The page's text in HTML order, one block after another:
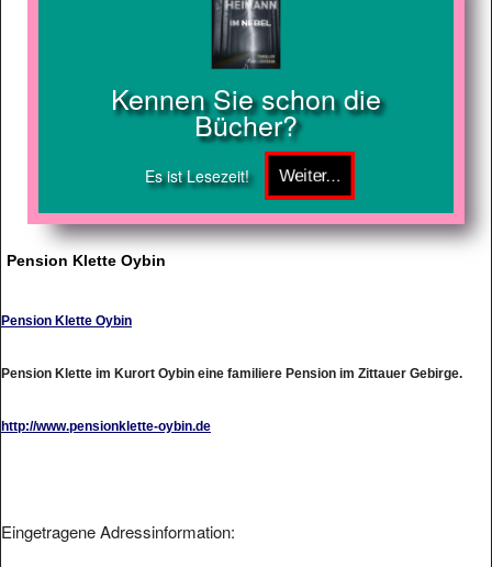
Kennen Sie schon die
Bücher?
Es ist Lesezeit!
Pension Klette Oybin
Pension Klette Oybin
Pension Klette im Kurort Oybin eine familiere Pension im Zittauer Gebirge.
http://www.pensionklette-oybin.de
Eingetragene Adressinformation: